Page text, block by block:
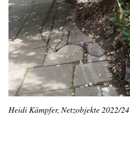
Heidi Kämpfer, Netzobjekte 2022/24